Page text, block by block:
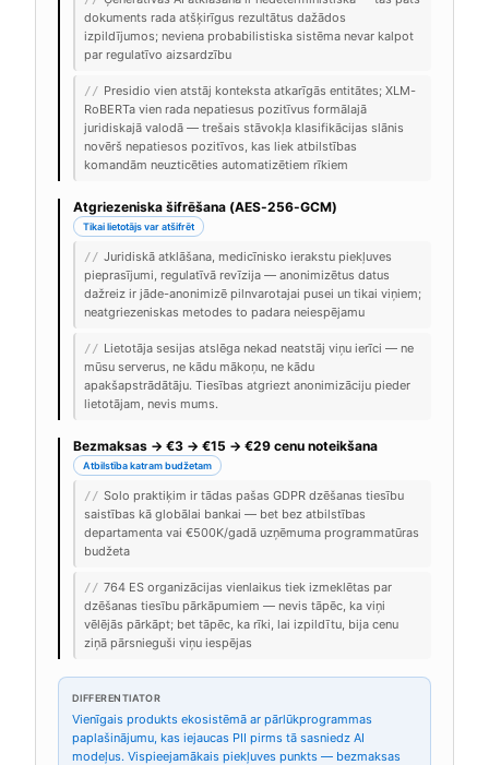
dokuments rada atšķirīgus rezultātus dažādos
izpildījumos; neviena probabilistiska sistēma nevar kalpot
par regulatīvo aizsardzību
// Presidio vien atstāj konteksta atkarīgās entitātes; XLM-
RoBERTa vien rada nepatiesus pozitīvus formālajā
juridiskajā valodā — trešais stāvokļa klasifikācijas slānis
novērš nepatiesos pozitīvos, kas liek atbilstības
komandām neuzticēties automatizētiem rīkiem
Atgriezeniska šifrēšana (AES-256-GCM)
Tikai lietotājs var atšifrēt
// Juridiskā atklāšana, medicīnisko ierakstu piekļuves
pieprasījumi, regulatīvā revīzija — anonimizētus datus
dažreiz ir jāde-anonimizē pilnvarotajai pusei un tikai viņiem;
neatgriezeniskas metodes to padara neiespējamu
// Lietotāja sesijas atslēga nekad neatstāj viņu ierīci — ne
mūsu serverus, ne kādu mākoņu, ne kādu
apakšapstrādātāju. Tiesības atgriezt anonimizāciju pieder
lietotājam, nevis mums.
Bezmaksas → €3 → €15 → €29 cenu noteikšana
Atbilstība katram budžetam
// Solo praktiķim ir tādas pašas GDPR dzēšanas tiesību
saistības kā globālai bankai — bet bez atbilstības
departamenta vai €500K/gadā uzņēmuma programmatūras
budžeta
// 764 ES organizācijas vienlaikus tiek izmeklētas par
dzēšanas tiesību pārkāpumiem — nevis tāpēc, ka viņi
vēlējās pārkāpt; bet tāpēc, ka rīki, lai izpildītu, bija cenu
ziņā pārsnieguši viņu iespējas
DIFFERENTIATOR
Vienīgais produkts ekosistēmā ar pārlūkprogrammas
paplašinājumu, kas iejaucas PII pirms tā sasniedz AI
modeļus. Vispieejamākais piekļuves punkts — bezmaksas